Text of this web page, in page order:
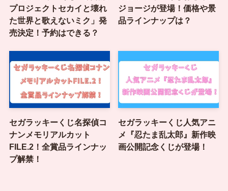
プロジェクトセカイと壊れ
た世界と歌えないミク」発
売決定！予約はできる？
ジョージが登場！価格や景
品ラインナップは？
セガラッキーくじ名探偵コ
ナンメモリアルカット
FILE.2！全賞品ラインナッ
プ解禁！
セガラッキーくじ人気アニ
メ『忍たま乱太郎』新作映
画公開記念くじが登場！